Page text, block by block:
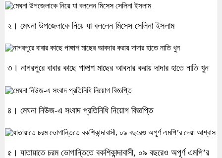
২। মেঘনা উপজেলাকে নিয়ে যা বললেন মিসেস সেলিনা ইসলাম
৩। নাগরপুরে বাবার কাছে পাঙ্গাশ মাছের আবদার করায় দাদার হাতে নাতি খুন
৪। মেঘনা নিউজ-এ সংবাদ প্রতিনিধি নিয়োগ বিজ্ঞপ্তি
৫। যাতায়াতে চরম ভোগান্তিতে বকশিকান্দাবাসী, ০৯ বছরেও অপূর্ণ এমপি’র